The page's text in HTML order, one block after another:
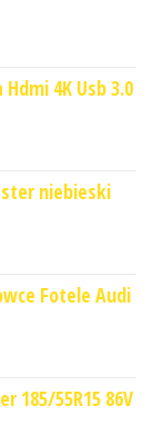
4K Usb 3.0
niebieski
Fotele Audi
185/55R15 86V